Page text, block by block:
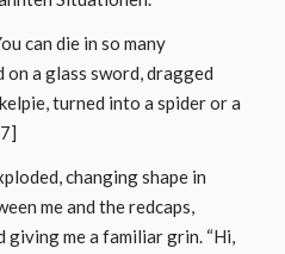
can die in so many
a glass sword, dragged
turned into a spider or a
changing shape in
me and the redcaps,
giving me a familiar grin. “Hi,